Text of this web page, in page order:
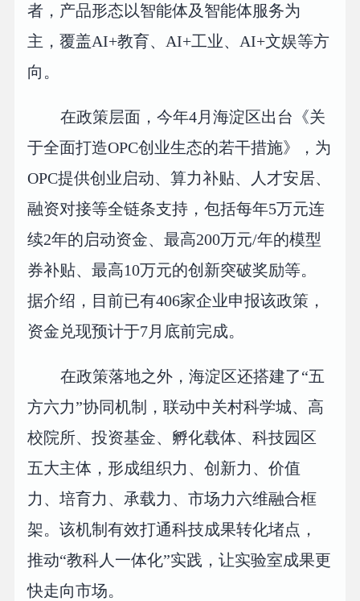
者，产品形态以智能体及智能体服务为
主，覆盖AI+教育、AI+工业、AI+文娱等方
向。
在政策层面，今年4月海淀区出台《关
于全面打造OPC创业生态的若干措施》，为
OPC提供创业启动、算力补贴、人才安居、
融资对接等全链条支持，包括每年5万元连
续2年的启动资金、最高200万元/年的模型
券补贴、最高10万元的创新突破奖励等。
据介绍，目前已有406家企业申报该政策，
资金兑现预计于7月底前完成。
在政策落地之外，海淀区还搭建了“五
方六力”协同机制，联动中关村科学城、高
校院所、投资基金、孵化载体、科技园区
五大主体，形成组织力、创新力、价值
力、培育力、承载力、市场力六维融合框
架。该机制有效打通科技成果转化堵点，
推动“教科人一体化”实践，让实验室成果更
快走向市场。